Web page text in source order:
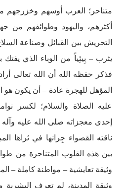
متناحر؛ العرب أوسهم وخزرجهم
أكثرهم، واليهود وطوائفهم من
التحريش بين القبائل وصناعة
يثرب – بِيئِياً من الوباء الذي يفتك
فذكر حفظه الله أن الله تعالى
المؤهل للهجرة عادة – أن يكون هو
عليه الصلاة والسلام؛ لكسر
إحدى معجزاته صلى الله عليه
ناقته القصواء جِرانها في ثراها
بين هذه القلوب المتناحرة من
وثيقة تعايشية – مواطنة كاملة –
وثيقة المدينة، لم تعرف